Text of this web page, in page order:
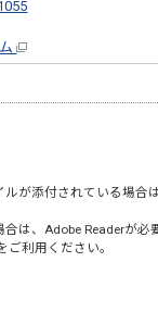
が添付されている場合
合は、Adobe Readerが必
ご利用ください。